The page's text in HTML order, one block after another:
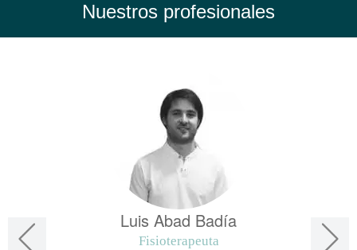
Nuestros profesionales
Luis Abad Badía
Fisioterapeuta